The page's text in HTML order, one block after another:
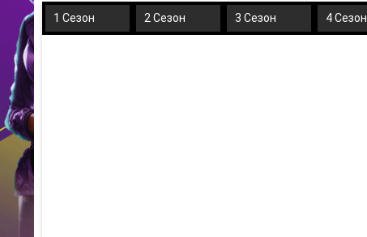
1 Сезон 2 Сезон 3 Сезон 4 Сезон